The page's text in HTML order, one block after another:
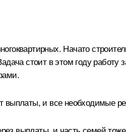
Начато
стоит в этом году
и все необходимые